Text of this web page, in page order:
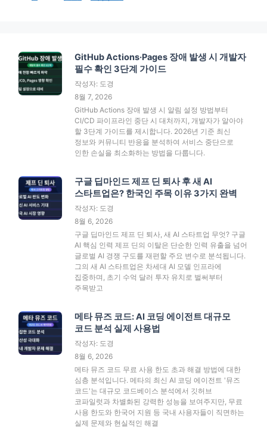
GitHub Actions·Pages 장애 발생 시 개발자
필수 확인 3단계 가이드
작성자: 도경
8월 7, 2026
GitHub Actions 장애 발생 시 알림 설정 방법부터
CI/CD 파이프라인 중단 시 대처까지, 개발자가 알아야
할 3단계 가이드를 제시합니다. 2026년 기준 최신
정보와 커뮤니티 반응을 분석하여 서비스 중단으로
인한 손실을 최소화하는 방법을 다룹니다.
구글 딥마인드 제프 딘 퇴사 후 새 AI
스타트업은? 한국인 주목 이유 3가지 완벽
작성자: 도경
8월 6, 2026
구글 딥마인드 제프 딘 퇴사, 새 AI 스타트업 무엇? 구글
AI 핵심 인력 제프 딘의 이탈은 단순한 인력 유출을 넘어
글로벌 AI 경쟁 구도를 재편할 주요 변수로 분석됩니다.
그의 새 AI 스타트업은 차세대 AI 모델 인프라에
집중하며, 초기 수억 달러 투자 유치로 벌써부터
주목받고
메타 뮤즈 코드: AI 코딩 에이전트 대규모
코드 분석 실제 사용법
작성자: 도경
8월 6, 2026
메타 뮤즈 코드 무료 사용 한도 초과 해결 방법에 대한
심층 분석입니다. 메타의 최신 AI 코딩 에이전트 '뮤즈
코드'는 대규모 코드베이스 분석에서 깃허브
코파일럿과 차별화된 강력한 성능을 보여주지만, 무료
사용 한도와 한국어 지원 등 국내 사용자들이 직면하는
실제 문제와 현실적인 해결